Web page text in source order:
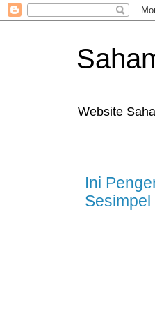
Website
Ini